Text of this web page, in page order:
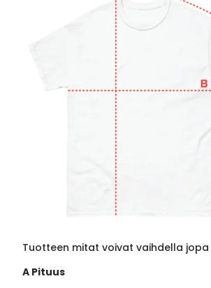
Tuotteen mitat voivat vaihdella jopa
A Pituus